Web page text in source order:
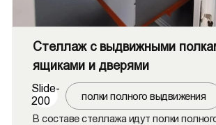
Стеллаж с выдвижными
ящиками и дверями
Slide-
200
полки полного выдвижения
В составе стеллажа идут полки